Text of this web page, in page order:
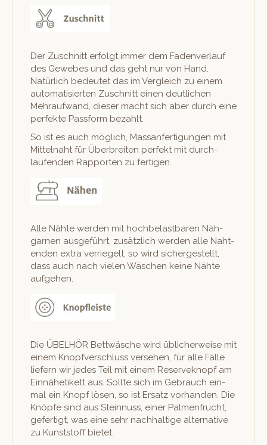
Der Zuschnitt erfol­gt immer dem Faden­ver­lauf
des Gewebes und das geht nur von Hand.
Natür­lich bedeutet das im Ver­gle­ich zu einem
automa­tisierten Zuschnitt einen deut­lichen
Mehraufwand, dieser macht sich aber durch eine
per­fek­te Pass­form bezahlt.
So ist es auch möglich, Mas­san­fer­ti­gun­gen mit
Mit­tel­naht für Über­bre­it­en per­fekt mit durch­
laufend­en Rap­porten zu fertigen.
Alle Nähte wer­den mit hochbe­last­baren Näh­
gar­nen aus­ge­führt, zusät­zlich wer­den alle Nah­t­
en­den extra ver­riegelt, so wird sichergestellt,
dass auch nach vie­len Wäschen keine Nähte
aufgehen.
Die ÜBELHÖR Bet­twäsche wird üblicher­weise mit
einem Knopfver­schluss verse­hen, für alle Fälle
liefern wir jedes Teil mit einem Reserve­knopf am
Ein­nähetikett aus. Sollte sich im Gebrauch ein­
mal ein Knopf lösen, so ist Ersatz vorhan­den. Die
Knöpfe sind aus Stein­nuss, ein­er Pal­men­frucht,
gefer­tigt, was eine sehr nach­haltige alter­na­tive
zu Kun­st­stoff bietet.